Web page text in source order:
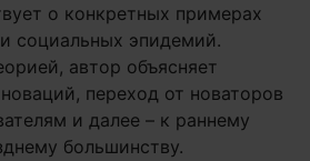
о конкретных примерах
социальных эпидемий.
автор объясняет
переход от новаторов
и далее – к раннему
большинству.